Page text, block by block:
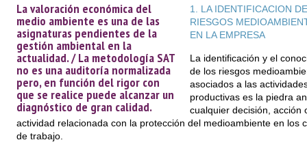
La valoración económica del
medio ambiente es una de las
asignaturas pendientes de la
gestión ambiental en la
actualidad. / La metodología SAT
no es una auditoría normalizada
pero, en función del rigor con
que se realice puede alcanzar un
diagnóstico de gran calidad.
1. LA IDENTIFICACION
RIESGOS
EN LA EMPRESA
La identificación y el
de los riesgos
asociados a las
productivas es la piedra
cualquier decisión, acción
actividad relacionada con la protección del medioambiente en los
de trabajo.